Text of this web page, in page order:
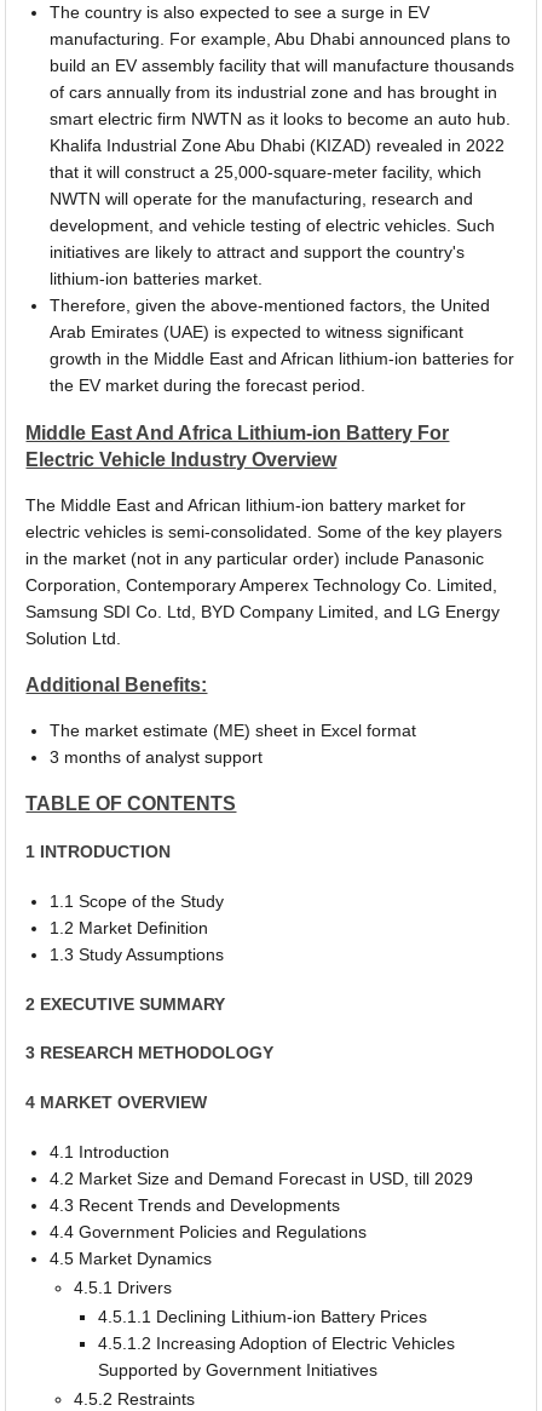
The country is also expected to see a surge in EV
manufacturing. For example, Abu Dhabi announced plans to
build an EV assembly facility that will manufacture thousands
of cars annually from its industrial zone and has brought in
smart electric firm NWTN as it looks to become an auto hub.
Khalifa Industrial Zone Abu Dhabi (KIZAD) revealed in 2022
that it will construct a 25,000-square-meter facility, which
NWTN will operate for the manufacturing, research and
development, and vehicle testing of electric vehicles. Such
initiatives are likely to attract and support the country's
lithium-ion batteries market.
Therefore, given the above-mentioned factors, the United
Arab Emirates (UAE) is expected to witness significant
growth in the Middle East and African lithium-ion batteries for
the EV market during the forecast period.
Middle East And Africa Lithium-ion Battery For
Electric Vehicle Industry Overview
The Middle East and African lithium-ion battery market for
electric vehicles is semi-consolidated. Some of the key players
in the market (not in any particular order) include Panasonic
Corporation, Contemporary Amperex Technology Co. Limited,
Samsung SDI Co. Ltd, BYD Company Limited, and LG Energy
Solution Ltd.
Additional Benefits:
The market estimate (ME) sheet in Excel format
3 months of analyst support
TABLE OF CONTENTS
1 INTRODUCTION
1.1 Scope of the Study
1.2 Market Definition
1.3 Study Assumptions
2 EXECUTIVE SUMMARY
3 RESEARCH METHODOLOGY
4 MARKET OVERVIEW
4.1 Introduction
4.2 Market Size and Demand Forecast in USD, till 2029
4.3 Recent Trends and Developments
4.4 Government Policies and Regulations
4.5 Market Dynamics
4.5.1 Drivers
4.5.1.1 Declining Lithium-ion Battery Prices
4.5.1.2 Increasing Adoption of Electric Vehicles
Supported by Government Initiatives
4.5.2 Restraints